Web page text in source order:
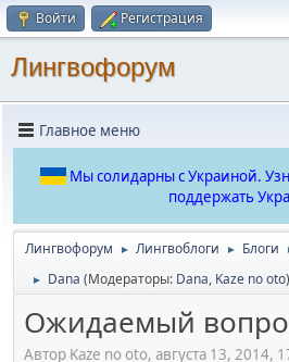
Войти Регистрация
Лингвофорум
Главное меню
Мы солидарны с Украиной.
поддержать
Лингвофорум ► Лингвоблоги ► Блоги
► Dana (Модераторы: Dana, Kaze no oto)
Ожидаемый
Автор Kaze no oto, августа 13, 2014,